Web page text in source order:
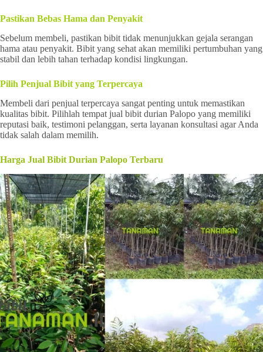
Pastikan Bebas Hama dan Penyakit
Sebelum membeli, pastikan bibit tidak menunjukkan gejala serangan
hama atau penyakit. Bibit yang sehat akan memiliki pertumbuhan yang
stabil dan lebih tahan terhadap kondisi lingkungan.
Pilih Penjual Bibit yang Terpercaya
Membeli dari penjual terpercaya sangat penting untuk memastikan
kualitas bibit. Pilihlah tempat jual bibit durian Palopo yang memiliki
reputasi baik, testimoni pelanggan, serta layanan konsultasi agar Anda
tidak salah dalam memilih.
Harga Jual Bibit Durian Palopo Terbaru